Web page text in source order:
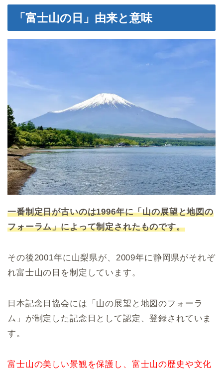
「富士山の日」由来と意味
一番制定日が古いのは1996年に「山の展望と地図の
フォーラム」によって制定されたものです。
その後2001年に山梨県が、2009年に静岡県がそれぞ
れ富士山の日を制定しています。
日本記念日協会には「山の展望と地図のフォーラ
ム」が制定した記念日として認定、登録されていま
す。
富士山の美しい景観を保護し、富士山の歴史や文化